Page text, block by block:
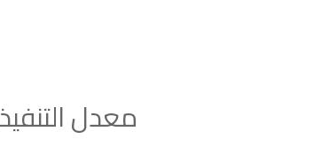
معدل